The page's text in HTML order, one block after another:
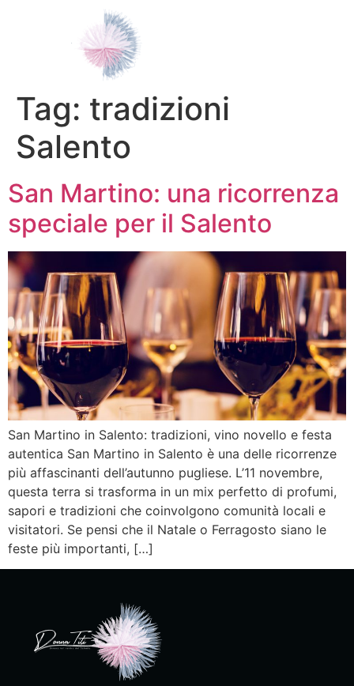
Tag: tradizioni
Salento
San Martino: una ricorrenza
speciale per il Salento
San Martino in Salento: tradizioni, vino novello e festa
autentica San Martino in Salento è una delle ricorrenze
più affascinanti dell’autunno pugliese. L’11 novembre,
questa terra si trasforma in un mix perfetto di profumi,
sapori e tradizioni che coinvolgono comunità locali e
visitatori. Se pensi che il Natale o Ferragosto siano le
feste più importanti, […]